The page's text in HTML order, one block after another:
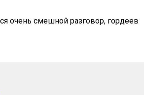
очень смешной разговор, гордеев